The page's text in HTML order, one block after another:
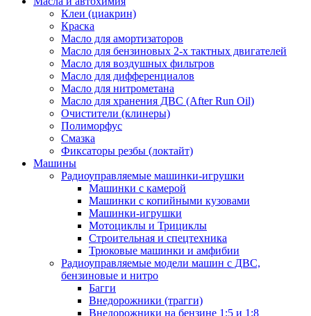
Клеи (циакрин)
Краска
Масло для амортизаторов
Масло для бензиновых 2-х тактных двигателей
Масло для воздушных фильтров
Масло для дифференциалов
Масло для нитрометана
Масло для хранения ДВС (After Run Oil)
Очистители (клинеры)
Полиморфус
Смазка
Фиксаторы резбы (локтайт)
Машины
Радиоуправляемые машинки-игрушки
Машинки с камерой
Машинки с копийными кузовами
Машинки-игрушки
Мотоциклы и Трициклы
Строительная и спецтехника
Трюковые машинки и амфибии
Радиоуправляемые модели машин с ДВС,
бензиновые и нитро
Багги
Внедорожники (трагги)
Внедорожники на бензине 1:5 и 1:8